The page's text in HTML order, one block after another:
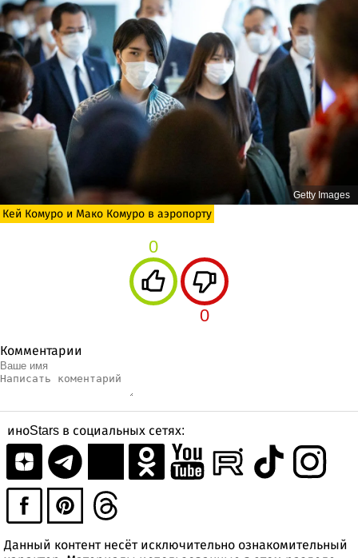
Getty Images
Кей Комуро и Мако Комуро в аэропорту
0
0
Комментарии
иноStars в социальных сетях:
Данный контент несёт исключительно ознакомительный